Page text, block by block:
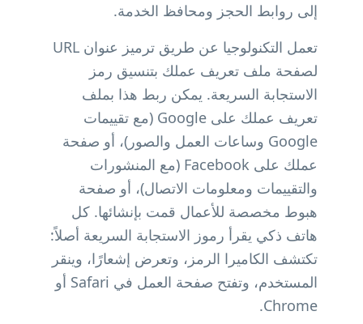
إلى روابط الحجز ومحافظ الخدمة.
تعمل التكنولوجيا عن طريق ترميز عنوان URL
لصفحة ملف تعريف عملك بتنسيق رمز
الاستجابة السريعة. يمكن ربط هذا بملف
تعريف عملك على Google (مع تقييمات
Google وساعات العمل والصور)، أو صفحة
عملك على Facebook (مع المنشورات
والتقييمات ومعلومات الاتصال)، أو صفحة
هبوط مخصصة للأعمال قمت بإنشائها. كل
هاتف ذكي يقرأ رموز الاستجابة السريعة أصلاً:
تكتشف الكاميرا الرمز، وتعرض إشعارًا، وينقر
المستخدم، وتفتح صفحة العمل في Safari أو
Chrome.